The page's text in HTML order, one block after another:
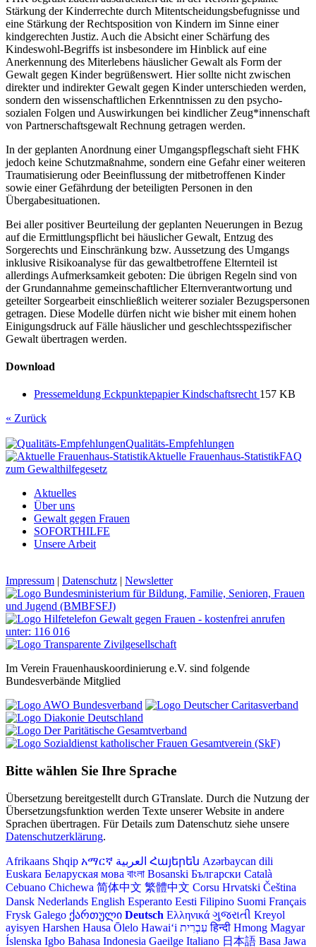
Stärkung der Kinderrechte durch Mitentscheidungsbefugnisse und
eine Stärkung der Rechtsposition von Kindern im Sinne einer
kindgerechten Justiz. Auch die Absicht einer Schärfung des
Kindeswohl-Begriffs ist insbesondere im Hinblick auf eine
Anerkennung des Miterlebens häuslicher Gewalt als Form der
Gewalt gegen Kinder begrüßenswert. Hier sollte nicht zwischen
direkter und indirekter Gewalt gegen Kinder unterschieden werden,
sondern den wissenschaftlichen Erkenntnissen zu den psycho-
sozialen Folgen und Auswirkungen bei kindlicher Zeug*innenschaft
von Partnerschaftsgewalt Rechnung getragen werden.
In der geplanten Anordnung einer Umgangspflegschaft sieht FHK
jedoch keine Schutzmaßnahme, sondern eine Gefahr einer weiteren
Traumatisierung oder Beeinflussung der mitbetroffenen Kinder
sowie einer Gefährdung der beteiligten Personen in den
Übergabesituationen.
Bei aller positiver Beurteilung der geplanten Neuerungen in Bezug
auf die Ermittlungspflicht bei häuslicher Gewalt, Entzug des
Sorgerechts und Einschränkung bzw. Aussetzung des Umgangs
inklusive Risikoanalyse für das gewaltbetroffene Elternteil ist
allerdings Aufmerksamkeit geboten: Die übrigen Regeln sind von
der Grundannahme gemeinschaftlicher Elternverantwortung und
geteilter Sorgearbeit einschließlich weiterer sozialer Bezugspersonen
getragen. Diese Modelle dürfen nicht wie bisher mit einem hohen
Einigungsdruck auf Fälle häuslicher und geschlechtsspezifischer
Gewalt übertragen werden.
Download
Pressemeldung Eckpunktepapier Kindschaftsrecht 157 KB
« Zurück
Qualitäts-Empfehlungen
Aktuelle Frauenhaus-StatistikFAQ
zum Gewalthilfegesetz
Aktuelles
Über uns
Gewalt gegen Frauen
SOFORTHILFE
Unsere Arbeit
Impressum | Datenschutz | Newsletter
Im Verein Frauenhauskoordinierung e.V. sind folgende
Bundesverbände Mitglied
Bitte wählen Sie Ihre Sprache
Übersetzung bereitgestellt durch GTranslate. Durch die Nutzung der
Übersetzungsfunktion werden Texte unserer Website in andere
Sprachen übertragen. Für Details zum Datenschutz siehe unsere
Datenschutzerklärung.
Afrikaans Shqip አማርኛ العربية Հայերեն Azərbaycan dili
Euskara Беларуская мова বাংলা Bosanski Български Català
Cebuano Chichewa 简体中文 繁體中文 Corsu Hrvatski Čeština‎
Dansk Nederlands English Esperanto Eesti Filipino Suomi Français
Frysk Galego ქართული Deutsch Ελληνικά ગુજરાતી Kreyol
ayisyen Harshen Hausa Ōlelo Hawaiʻi עִבְרִית हिन्दी Hmong Magyar
Íslenska Igbo Bahasa Indonesia Gaeilge Italiano 日本語 Basa Jawa